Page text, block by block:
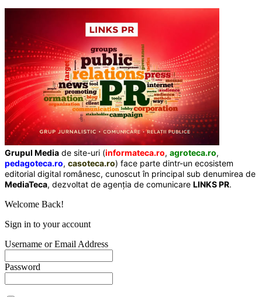
Grupul Media de site-uri (informateca.ro, agroteca.ro,
pedagoteca.ro, casoteca.ro) face parte dintr-un ecosistem
editorial digital românesc, cunoscut în principal sub denumirea de
MediaTeca, dezvoltat de agenția de comunicare LINKS PR.
Welcome Back!
Sign in to your account
Username or Email Address
Password